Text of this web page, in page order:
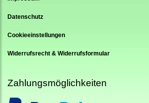
Datenschutz
Cookieeinstellungen
Widerrufsrecht & Widerrufsformular
Zahlungsmöglichkeiten